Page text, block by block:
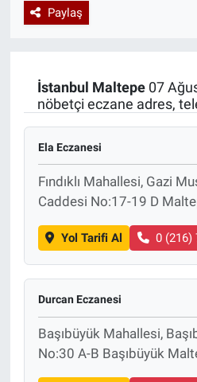
Paylaş
İstanbul Maltepe07
nöbetçi eczane adres,
Ela Eczanesi
Fındıklı Mahallesi, Gazi
Caddesi No:17-19 D
Yol Tarifi Al 0 (216)
Durcan Eczanesi
Başıbüyük Mahallesi,
No:30 A-B Başıbüyük
Özel Haberler
Dünya
Özel Haberler
Kadın
Erişim Bilgileri
Sağlık
Ramazan
Haber Arşivi